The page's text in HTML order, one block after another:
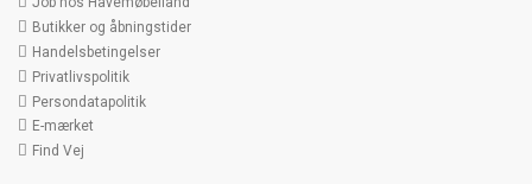
Butikker og åbningstider
Handelsbetingelser
Privatlivspolitik
Persondatapolitik
E-mærket
Find Vej